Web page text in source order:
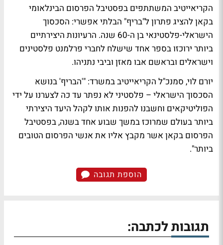
הקריאייטיב המשתתפים בפסטיבל הפרסום הבינלאומי
בקאן להציג פתרון ל"בריף" הבלתי אפשרי: הסכסוך
הישראלי-פלסטינאי בן ה-60 שנה. הרעיונות היצירתיים
ביותר ירוכזו בספר אחד שישלח לחברי פרלמנט פלסטינים
וישראלים ובראשם אבו מאזן וביבי נתניהו.
יורם לוי, סמנכ"ל הקריאייטיב במשרד: "'הבריף' בנושא
הסכסוך הישראלי – פלסטיני לא נפתר עד כה לצערנו על ידי
הפוליטיקאים וחשבנו להפנות אותו לקהל היעד היצירתי
ביותר בעולם שמרוכז במשך שבוע אחד בשנה, בפסטיבל
הפרסום בקאן אשר מקבץ אליו את אנשי הפרסום הטובים
ביותר".
הוספת תגובה
תגובות לכתבה: